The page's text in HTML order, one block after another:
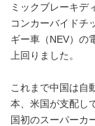
ミックブレーキデ
コンカーバイドチ
ギー車（NEV）の
上回りました。
これまで中国は自
本、米国が支配し
国初のスーパーカ